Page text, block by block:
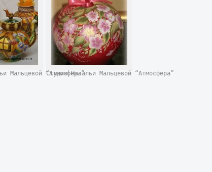
Мальцевой “Атмосфера”
Студия Натальи Мальцевой “Атмосфера”